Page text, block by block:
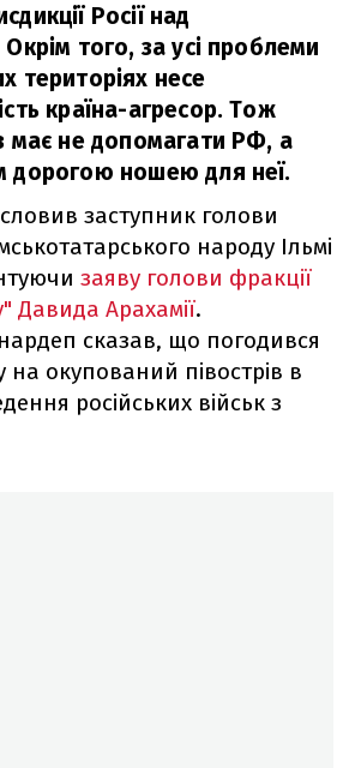
Росії над
того, за усі проблеми
територіях несе
країна-агресор. Тож
має не допомагати РФ, а
дорогою ношею для неї.
заступник голови
народу Ільмі
заяву голови фракції
Давида Арахамії.
сказав, що погодився
на окупований півострів в
російських військ з